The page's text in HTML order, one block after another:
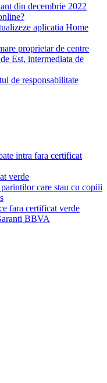
din decembrie 2022
aplicatia Home
proprietar de centre
Est, intermediata de
de responsabilitate
intra fara certificat
verde
care stau cu copiii
fara certificat verde
BBVA